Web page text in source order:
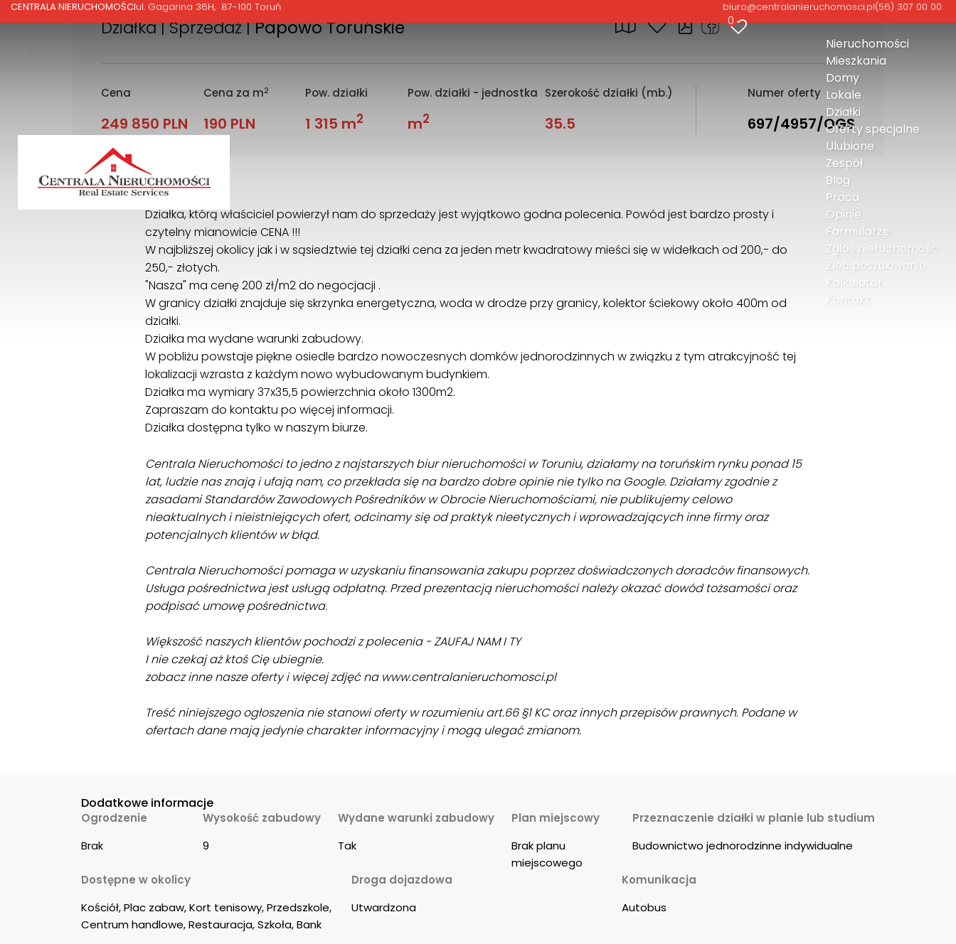
CENTRALA NIERUCHOMOŚCIul. Gagarina 36H 87-100 Toruń biuro@centralanieruchomosci.pl(56) 307 00 00
0
Nieruchomości
Mieszkania
Domy
Lokale
Działki
Oferty specjalne
Ulubione
Zespół
Blog
Praca
Opinie
Formularze
Zgłoś nieruchomość
Zleć poszukiwanie
Kalkulator
Kontakt
Działka | Sprzedaż |Papowo Toruńskie
Cena
249 850 PLN
Cena za m2
190 PLN
Pow. działki
1 315 m2
Pow. działki - jednostka
m2
Szerokość działki (mb.)
35.5
Numer oferty
697/4957/OGS
Opis
Działka, którą właściciel powierzył nam do sprzedaży jest wyjątkowo godna polecenia. Powód jest bardzo prosty i
czytelny mianowicie CENA !!!
W najbliższej okolicy jak i w sąsiedztwie tej działki cena za jeden metr kwadratowy mieści się w widełkach od 200,- do
250,- złotych.
"Nasza" ma cenę 200 zł/m2 do negocjacji .
W granicy działki znajduje się skrzynka energetyczna, woda w drodze przy granicy, kolektor ściekowy około 400m od
działki.
Działka ma wydane warunki zabudowy.
W pobliżu powstaje piękne osiedle bardzo nowoczesnych domków jednorodzinnych w związku z tym atrakcyjność tej
lokalizacji wzrasta z każdym nowo wybudowanym budynkiem.
Działka ma wymiary 37x35,5 powierzchnia około 1300m2.
Zapraszam do kontaktu po więcej informacji.
Działka dostępna tylko w naszym biurze.
Centrala Nieruchomości to jedno z najstarszych biur nieruchomości w Toruniu, działamy na toruńskim rynku ponad 15
lat, ludzie nas znają i ufają nam, co przekłada się na bardzo dobre opinie nie tylko na Google. Działamy zgodnie z
zasadami Standardów Zawodowych Pośredników w Obrocie Nieruchomościami, nie publikujemy celowo
nieaktualnych i nieistniejących ofert, odcinamy się od praktyk nieetycznych i wprowadzających inne firmy oraz
potencjalnych klientów w błąd.
Centrala Nieruchomości pomaga w uzyskaniu finansowania zakupu poprzez doświadczonych doradców finansowych.
Usługa pośrednictwa jest usługą odpłatną. Przed prezentacją nieruchomości należy okazać dowód tożsamości oraz
podpisać umowę pośrednictwa.
Większość naszych klientów pochodzi z polecenia - ZAUFAJ NAM I TY
I nie czekaj aż ktoś Cię ubiegnie.
zobacz inne nasze oferty i więcej zdjęć na www.centralanieruchomosci.pl
Treść niniejszego ogłoszenia nie stanowi oferty w rozumieniu art.66 §1 KC oraz innych przepisów prawnych. Podane w
ofertach dane mają jedynie charakter informacyjny i mogą ulegać zmianom.
Dodatkowe informacje
Ogrodzenie
Brak
Wysokość zabudowy
9
Wydane warunki zabudowy
Tak
Plan miejscowy
Brak planu
miejscowego
Przeznaczenie działki w planie lub studium
Budownictwo jednorodzinne indywidualne
Dostępne w okolicy
Kościół, Plac zabaw, Kort tenisowy, Przedszkole,
Centrum handlowe, Restauracja, Szkoła, Bank
Droga dojazdowa
Utwardzona
Komunikacja
Autobus